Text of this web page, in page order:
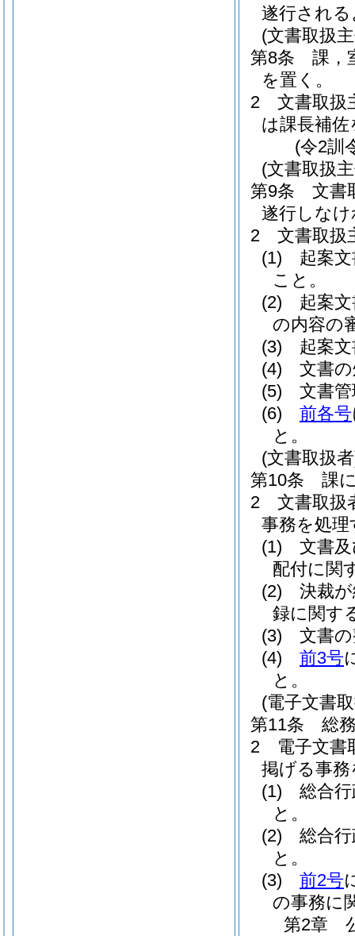
遂行され
(文書取扱
第8条
課，
を置く。
2
文書取扱
は課長補
(令2訓
(文書取扱
第9条
文書
遂行しな
2
文書取扱
(1)
起案
こと。
(2)
起案
の内容の
(3)
起案
(4)
文書
(5)
文書
(6)
前各号
と。
(文書取扱
第10条
課
2
文書取扱
事務を処
(1)
文書
配付に関
(2)
決裁
録に関す
(3)
文書
(4)
前3号
と。
(電子文書
第11条
総
2
電子文書
掲げる事
(1)
総合
と。
(2)
総合
と。
(3)
前2号
の事務に
第2章